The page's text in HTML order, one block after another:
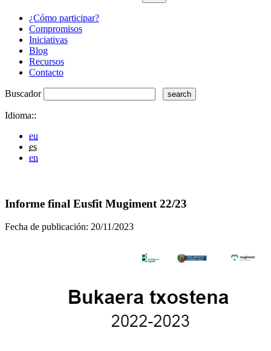
¿Cómo participar?
Compromisos
Iniciativas
Blog
Recursos
Contacto
Buscador
Idioma::
eu
es
en
Informe final Eusfit Mugiment 22/23
Fecha de publicación: 20/11/2023